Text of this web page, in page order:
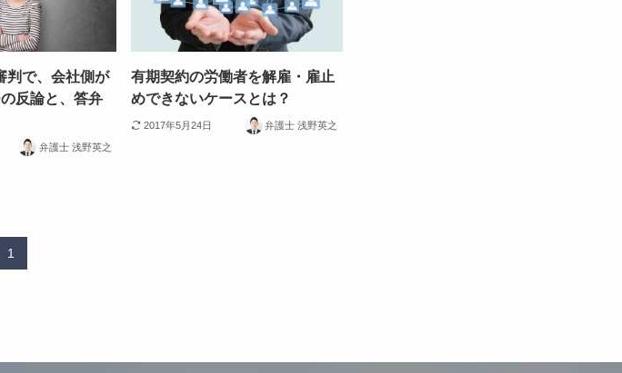
判で、会社側が
反論と、答弁
弁護士 浅野英之
有期契約の労働者を解雇・雇止
めできないケースとは？
2017年5月24日 弁護士 浅野英之
1